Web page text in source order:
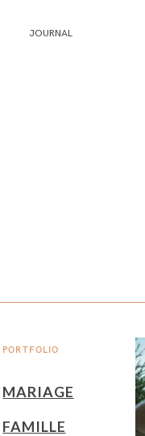
JOURNAL
PORTFOLIO
MARIAGE
FAMILLE